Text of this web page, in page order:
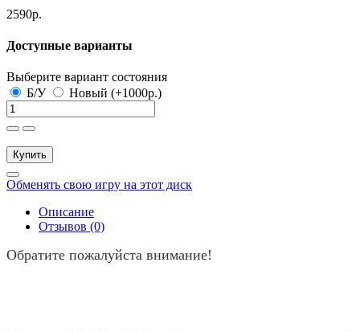
2590р.
Доступные варианты
Выберите вариант состояния
Б/У
Новый (+1000р.)
Купить
Обменять свою игру на этот диск
Описание
Отзывов (0)
Обратите пожалуйста внимание!